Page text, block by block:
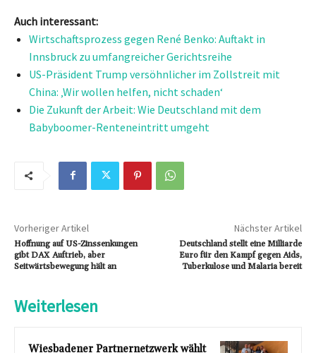
Auch interessant:
Wirtschaftsprozess gegen René Benko: Auftakt in
Innsbruck zu umfangreicher Gerichtsreihe
US-Präsident Trump versöhnlicher im Zollstreit mit
China: ‚Wir wollen helfen, nicht schaden‘
Die Zukunft der Arbeit: Wie Deutschland mit dem
Babyboomer-Renteneintritt umgeht
Vorheriger Artikel
Hoffnung auf US-Zinssenkungen
gibt DAX Auftrieb, aber
Seitwärtsbewegung hält an
Nächster Artikel
Deutschland stellt eine Milliarde
Euro für den Kampf gegen Aids,
Tuberkulose und Malaria bereit
Weiterlesen
Wiesbadener Partnernetzwerk wählt